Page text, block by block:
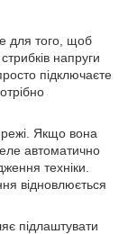
для того, щоб
напруги
підключаєте
Якщо вона
автоматично
техніки.
відновлюється
підлаштувати